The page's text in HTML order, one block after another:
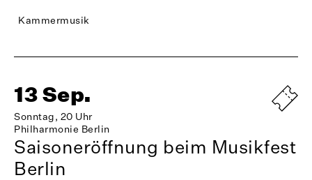
Kammermusik
13 Sep.
Sonntag, 20 Uhr
Philharmonie Berlin
Saisoneröffnung beim Musikfest
Berlin